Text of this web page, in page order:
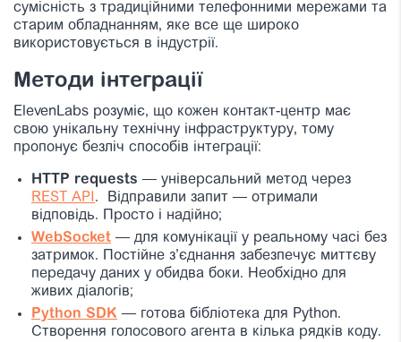
сумісність з традиційними телефонними мережами та
старим обладнанням, яке все ще широко
використовується в індустрії.
Методи інтеграції
ElevenLabs розуміє, що кожен контакт-центр має
свою унікальну технічну інфраструктуру, тому
пропонує безліч способів інтеграції:
HTTP requests — універсальний метод через
REST API. Відправили запит — отримали
відповідь. Просто і надійно;
WebSocket — для комунікації у реальному часі без
затримок. Постійне з’єднання забезпечує миттєву
передачу даних у обидва боки. Необхідно для
живих діалогів;
Python SDK — готова бібліотека для Python.
Створення голосового агента в кілька рядків коду.